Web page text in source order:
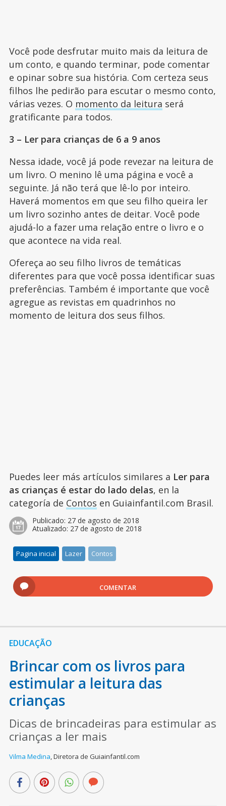
Você pode desfrutar muito mais da leitura de
um conto, e quando terminar, pode comentar
e opinar sobre sua história. Com certeza seus
filhos lhe pedirão para escutar o mesmo conto,
várias vezes. O momento da leitura será
gratificante para todos.
3 – Ler para crianças de 6 a 9 anos
Nessa idade, você já pode revezar na leitura de
um livro. O menino lê uma página e você a
seguinte. Já não terá que lê-lo por inteiro.
Haverá momentos em que seu filho queira ler
um livro sozinho antes de deitar. Você pode
ajudá-lo a fazer uma relação entre o livro e o
que acontece na vida real.
Ofereça ao seu filho livros de temáticas
diferentes para que você possa identificar suas
preferências. Também é importante que você
agregue as revistas em quadrinhos no
momento de leitura dos seus filhos.
Puedes leer más artículos similares a Ler para
as crianças é estar do lado delas, en la
categoría de Contos en Guiainfantil.com Brasil.
Publicado: 27 de agosto de 2018
Atualizado: 27 de agosto de 2018
Pagina inicial Lazer Contos
COMENTAR
EDUCAÇÃO
Brincar com os livros para
estimular a leitura das
crianças
Dicas de brincadeiras para estimular as
crianças a ler mais
Vilma Medina,Diretora de Guiainfantil.com